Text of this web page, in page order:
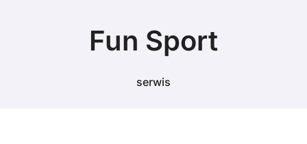
Fun Sport
serwis